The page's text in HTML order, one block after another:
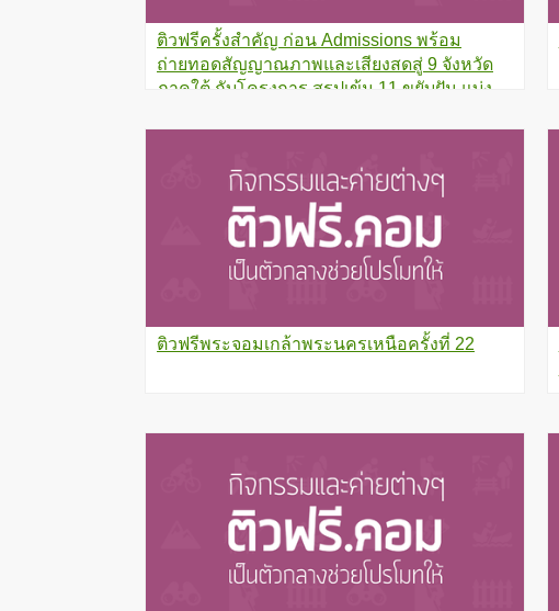
ติวฟรีครั้งสำคัญ ก่อน Admissions พร้อม
ถ่ายทอดสัญญาณภาพและเสียงสดสู่ 9 จังหวัด
ภาคใต้ กับโครงการ สรุปเข้ม 11 ขยับฝัน แบ่ง
ติวฟรีพระจอมเกล้าพระนครเหนือครั้งที่ 22